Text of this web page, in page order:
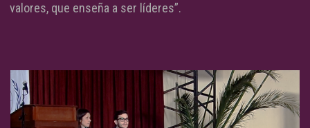
valores, que enseña a ser líderes”.